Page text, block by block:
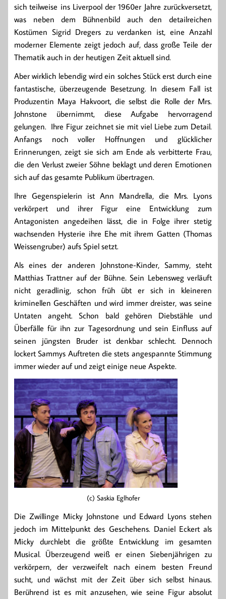
sich teilweise ins Liverpool der 1960er Jahre zurückversetzt,
was neben dem Bühnenbild auch den detailreichen
Kostümen Sigrid Dregers zu verdanken ist, eine Anzahl
moderner Elemente zeigt jedoch auf, dass große Teile der
Thematik auch in der heutigen Zeit aktuell sind.
Aber wirklich lebendig wird ein solches Stück erst durch eine
fantastische, überzeugende Besetzung. In diesem Fall ist
Produzentin Maya Hakvoort, die selbst die Rolle der Mrs.
Johnstone übernimmt, diese Aufgabe hervorragend
gelungen. Ihre Figur zeichnet sie mit viel Liebe zum Detail.
Anfangs noch voller Hoffnungen und glücklicher
Erinnerungen, zeigt sie sich am Ende als verbitterte Frau,
die den Verlust zweier Söhne beklagt und deren Emotionen
sich auf das gesamte Publikum übertragen.
Ihre Gegenspielerin ist Ann Mandrella, die Mrs. Lyons
verkörpert und ihrer Figur eine Entwicklung zum
Antagonisten angedeihen lässt, die in Folge ihrer stetig
wachsenden Hysterie ihre Ehe mit ihrem Gatten (Thomas
Weissengruber) aufs Spiel setzt.
Als eines der anderen Johnstone-Kinder, Sammy, steht
Matthias Trattner auf der Bühne. Sein Lebensweg verläuft
nicht geradlinig, schon früh übt er sich in kleineren
kriminellen Geschäften und wird immer dreister, was seine
Untaten angeht. Schon bald gehören Diebstähle und
Überfälle für ihn zur Tagesordnung und sein Einfluss auf
seinen jüngsten Bruder ist denkbar schlecht. Dennoch
lockert Sammys Auftreten die stets angespannte Stimmung
immer wieder auf und zeigt einige neue Aspekte.
(c) Saskia Eglhofer
Die Zwillinge Micky Johnstone und Edward Lyons stehen
jedoch im Mittelpunkt des Geschehens. Daniel Eckert als
Micky durchlebt die größte Entwicklung im gesamten
Musical. Überzeugend weiß er einen Siebenjährigen zu
verkörpern, der verzweifelt nach einem besten Freund
sucht, und wächst mit der Zeit über sich selbst hinaus.
Berührend ist es mit anzusehen, wie seine Figur absolut